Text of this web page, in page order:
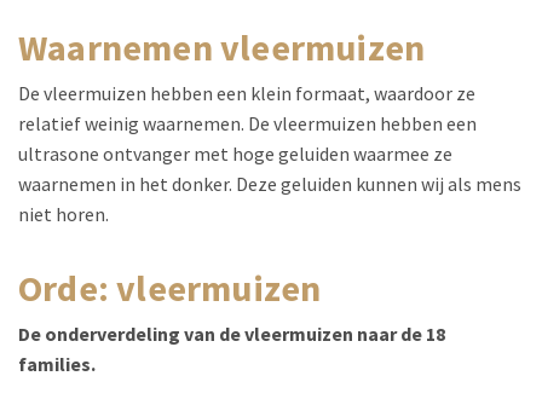
waarnemen vleermuizen
De vleermuizen hebben een klein formaat, waardoor ze
relatief weinig waarnemen. De vleermuizen hebben een
ultrasone ontvanger met hoge geluiden waarmee ze
waarnemen in het donker. Deze geluiden kunnen wij als mens
niet horen.
orde: vleermuizen
De onderverdeling van de vleermuizen naar de 18
families.